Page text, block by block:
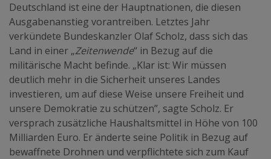
Deutschland ist eine der Hauptnationen, die diesen
Ausgabenanstieg vorantreiben. Letztes Jahr
verkündete Bundeskanzler Olaf Scholz, dass sich das
Land in einer „Zeitenwende“ in Bezug auf die
militärische Macht befinde. „Klar ist: Wir müssen
deutlich mehr in die Sicherheit unseres Landes
investieren, um auf diese Weise unsere Freiheit und
unsere Demokratie zu schützen”, sagte Scholz. Er
versprach zusätzliche Haushaltsmittel in Höhe von 100
Milliarden Euro. Er änderte seine Politik in Bezug auf
bewaffnete Drohnen und verpflichtete sich zum Kauf